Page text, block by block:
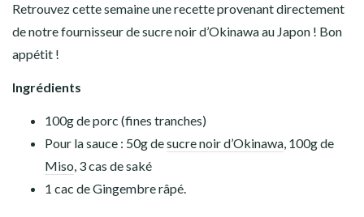
Retrouvez cette semaine une recette provenant directement
de notre fournisseur de sucre noir d’Okinawa au Japon ! Bon
appétit !
Ingrédients
100g de porc (fines tranches)
Pour la sauce : 50g desucre noir d’Okinawa, 100g de
Miso, 3 cas de saké
1 cac de Gingembre râpé.